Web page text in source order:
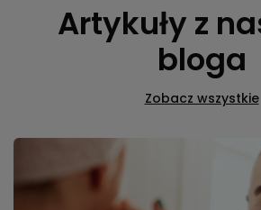
Artykuły z
bloga
Zobacz wszystkie